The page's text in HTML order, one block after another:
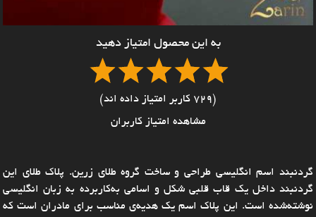
به این محصول امتیاز دهید
(729 کاربر امتیاز داده اند)
مشاهده امتیاز کاربران
گردنبند اسم انگلیسی طراحی و ساخت گروه طلای زرین. پلاک طلای این
گردنبند داخل یک قاب قلبی شکل و اسامی به‌کاربرده به زبان انگلیسی
نوشته‌شده است. این پلاک اسم یک هدیه‌ی مناسب برای مادران است که